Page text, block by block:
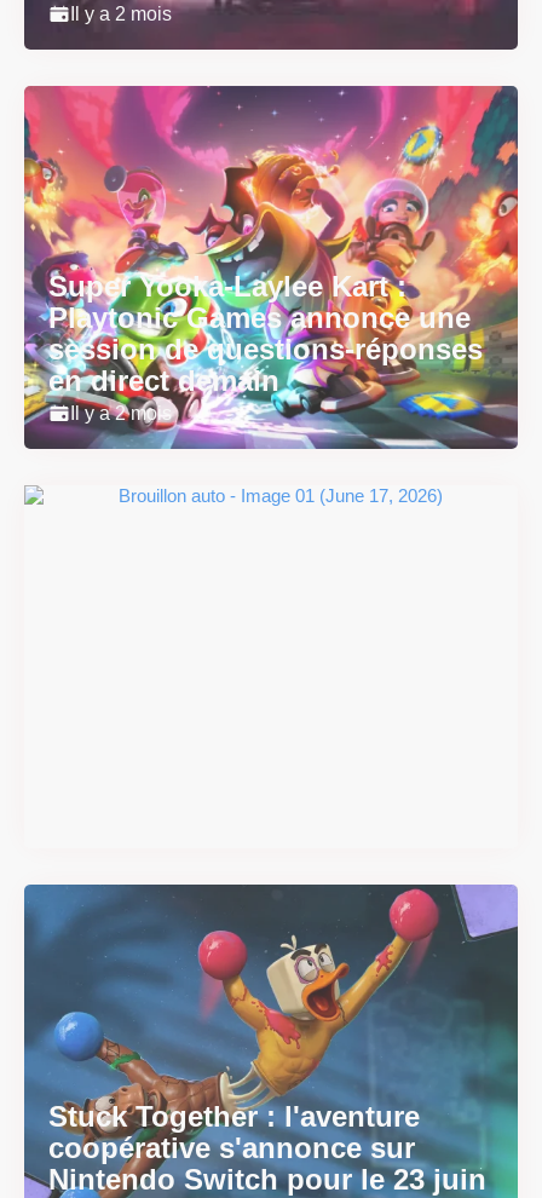
Il y a 2 mois
Super Yooka-Laylee Kart :
Playtonic Games annonce une
session de questions-réponses
en direct demain
Il y a 2 mois
Stuck Together : l'aventure
coopérative s'annonce sur
Nintendo Switch pour le 23 juin